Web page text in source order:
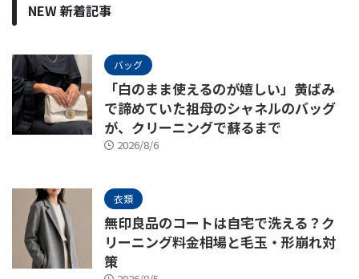
NEW 新着記事
バッグ
「白のまま使えるのが嬉しい」黄ばみ
で諦めていた祖母のシャネルのバッグ
が、クリーニングで蘇るまで
2026/8/6
衣類
無印良品のコートは自宅で洗える？ク
リーニング料金相場と毛玉・形崩れ対
策